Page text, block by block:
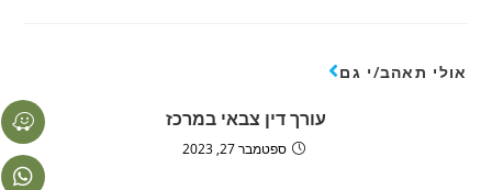
אולי תאהב/י גם
עורך דין צבאי במרכז
ספטמבר 27, 2023